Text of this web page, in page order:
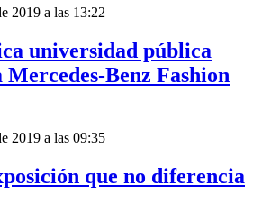
2019 a las 13:22
universidad pública
Mercedes-Benz Fashion
2019 a las 09:35
que no diferencia